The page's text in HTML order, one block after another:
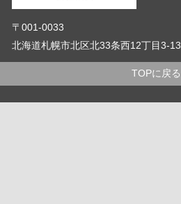
〒001-0033
北海道札幌市北区北33条西12丁目3-13
TOPに戻る